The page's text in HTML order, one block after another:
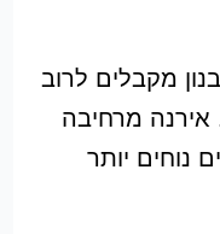
מקבלים לרוב
אירנה מרחיבה
נוחים יותר